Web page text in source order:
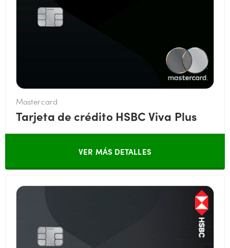
Mastercard
Tarjeta de crédito HSBC Viva Plus
VER MÁS DETALLES